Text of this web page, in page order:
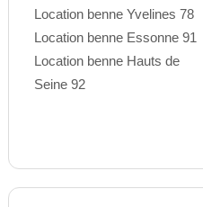
Location benne Yvelines 78
Location benne Essonne 91
Location benne Hauts de
Seine 92